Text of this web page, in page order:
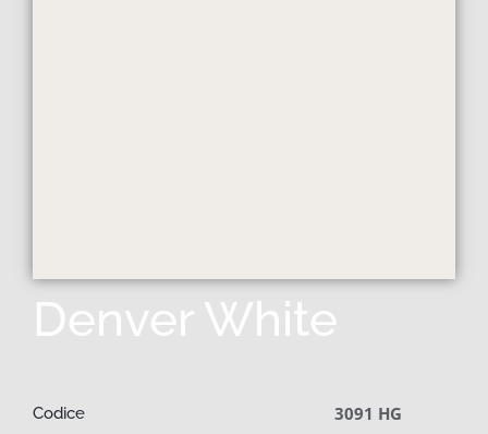
Denver White
Codice 3091 HG